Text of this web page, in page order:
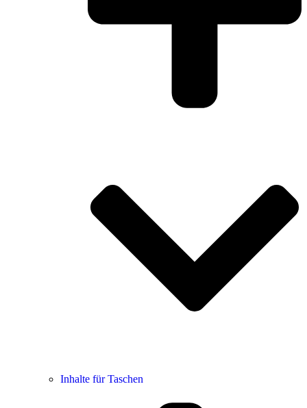
Inhalte für Taschen